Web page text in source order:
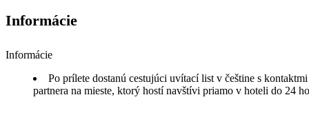
Informácie
Informácie
Po prílete dostanú cestujúci uvítací list v češtine s
partnera na mieste, ktorý hostí navštívi priamo v hoteli do 24